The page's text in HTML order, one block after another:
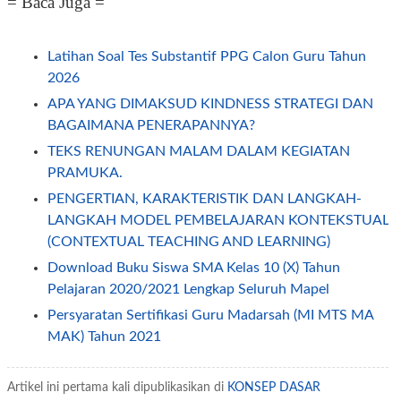
Latihan Soal Tes Substantif PPG Calon Guru Tahun
2026
APA YANG DIMAKSUD KINDNESS STRATEGI DAN
BAGAIMANA PENERAPANNYA?
TEKS RENUNGAN MALAM DALAM KEGIATAN
PRAMUKA.
PENGERTIAN, KARAKTERISTIK DAN LANGKAH-
LANGKAH MODEL PEMBELAJARAN KONTEKSTUAL
(CONTEXTUAL TEACHING AND LEARNING)
Download Buku Siswa SMA Kelas 10 (X) Tahun
Pelajaran 2020/2021 Lengkap Seluruh Mapel
Persyaratan Sertifikasi Guru Madarsah (MI MTS MA
MAK) Tahun 2021
Pengembangan Tema dalam Pembelajaran Tematik
Artikel ini pertama kali dipublikasikan di KONSEP DASAR